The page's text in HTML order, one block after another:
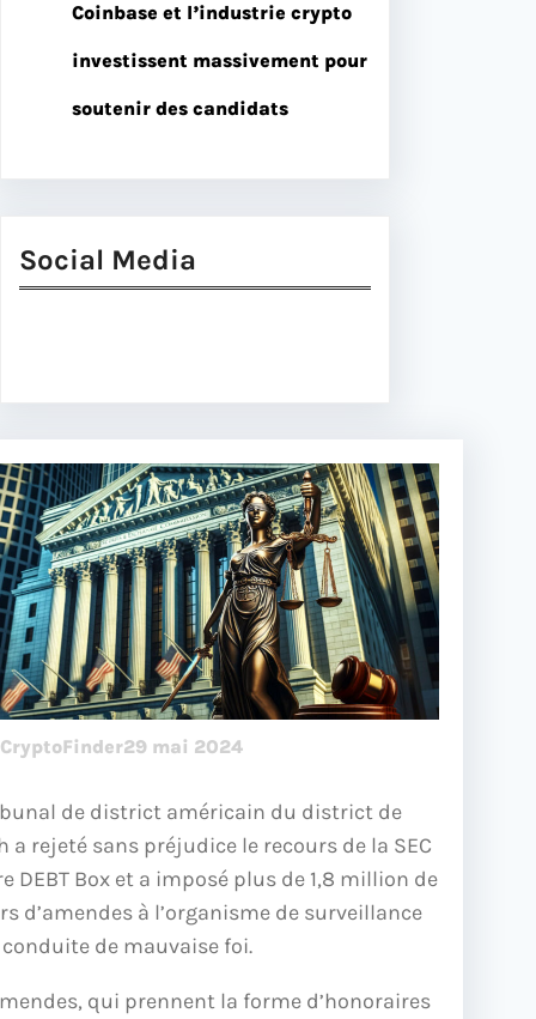
Coinbase et l’industrie crypto
investissent massivement pour
soutenir des candidats
Social Media
CryptoFinder29 mai 2024
de district américain du district de
a rejeté sans préjudice le recours de la SEC
DEBT Box et a imposé plus de 1,8 million de
d’amendes à l’organisme de surveillance
de mauvaise foi.
qui prennent la forme d’honoraires